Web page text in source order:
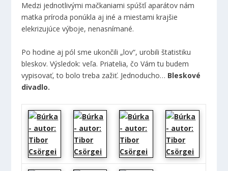
Medzi jednotlivými mačkaniami spúšťí aparátov nám
matka príroda ponúkla aj iné a miestami krajšie
elekrizujúce výboje, nenasnímané.
Po hodine aj pól sme ukončili „lov“, urobili štatistiku
bleskov. Výsledok: veľa. Priatelia, čo Vám tu budem
vypisovať, to bolo treba zažiť. Jednoducho… Bleskové
divadlo.